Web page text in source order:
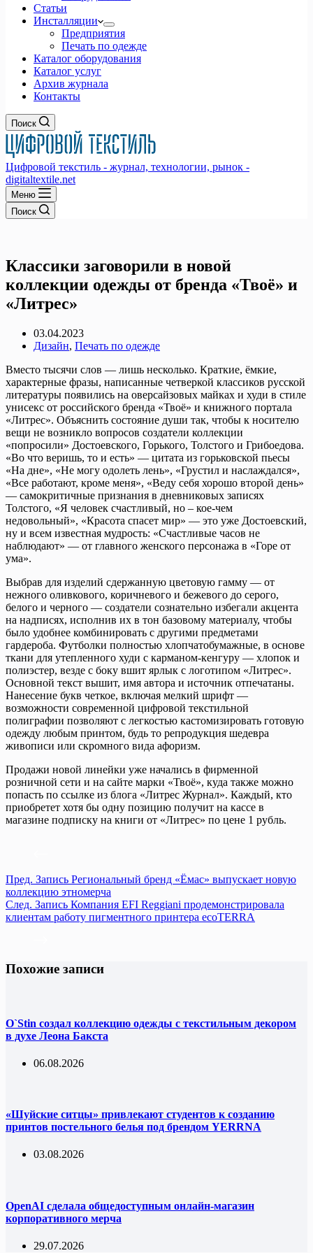
Статьи
Инсталляции
Предприятия
Печать по одежде
Каталог оборудования
Каталог услуг
Архив журнала
Контакты
Поиск
Цифровой текстиль - журнал, технологии, рынок -
digitaltextile.net
Меню
Поиск
Классики заговорили в новой
коллекции одежды от бренда «Твоё» и
«Литрес»
03.04.2023
Дизайн, Печать по одежде
Вместо тысячи слов — лишь несколько. Краткие, ёмкие,
характерные фразы, написанные четверкой классиков русской
литературы появились на оверсайзовых майках и худи в стиле
унисекс от российского бренда «Твоё» и книжного портала
«Литрес». Объяснить состояние души так, чтобы к носителю
вещи не возникло вопросов создатели коллекции
«попросили» Достоевского, Горького, Толстого и Грибоедова.
«Во что веришь, то и есть» — цитата из горьковской пьесы
«На дне», «Не могу одолеть лень», «Грустил и наслаждался»,
«Все работают, кроме меня», «Веду себя хорошо второй день»
— самокритичные признания в дневниковых записях
Толстого, «Я человек счастливый, но – кое-чем
недовольный», «Красота спасет мир» — это уже Достоевский,
ну и всем известная мудрость: «Счастливые часов не
наблюдают» — от главного женского персонажа в «Горе от
ума».
Выбрав для изделий сдержанную цветовую гамму — от
нежного оливкового, коричневого и бежевого до серого,
белого и черного — создатели сознательно избегали акцента
на надписях, исполнив их в тон базовому материалу, чтобы
было удобнее комбинировать с другими предметами
гардероба. Футболки полностью хлопчатобумажные, в основе
ткани для утепленного худи с карманом-кенгуру — хлопок и
полиэстер, везде с боку вшит ярлык с логотипом «Литрес».
Основной текст вышит, имя автора и источник отпечатаны.
Нанесение букв четкое, включая мелкий шрифт —
возможности современной цифровой текстильной
полиграфии позволяют с легкостью кастомизировать готовую
одежду любым принтом, будь то репродукция шедевра
живописи или скромного вида афоризм.
Продажи новой линейки уже начались в фирменной
розничной сети и на сайте марки «Твоё», куда также можно
попасть по ссылке из блога «Литрес Журнал». Каждый, кто
приобретет хотя бы одну позицию получит на кассе в
магазине подписку на книги от «Литрес» по цене 1 рубль.
Пред. Запись Региональный бренд «Ёмас» выпускает новую
коллекцию этномерча
След. Запись Компания EFI Reggiani продемонстрировала
клиентам работу пигментного принтера ecoTERRA
Похожие записи
O`Stin создал коллекцию одежды с текстильным декором
в духе Леона Бакста
06.08.2026
«Шуйские ситцы» привлекают студентов к созданию
принтов постельного белья под брендом YERRNA
03.08.2026
OpenAI сделала общедоступным онлайн-магазин
корпоративного мерча
29.07.2026